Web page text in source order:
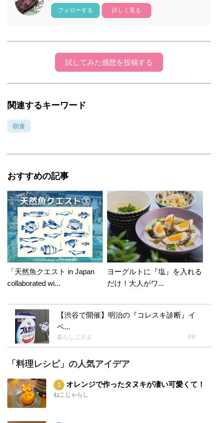
フォローする 詳しく見る
試してみた感想を投稿する
関連するキーワード
朝食
おすすめの記事
「天然魚クエスト in Japan
collaborated wi...
ヨーグルトに『塩』を入れる
だけ！大人がワ...
【渋谷で開催】明治の『コレスキ診断』イ
ベ...
暮らしニスタ PR
「料理レシピ」の人気アイデア
オレンジで作ったタヌキが凄い可愛くて！
ねこじゃらし